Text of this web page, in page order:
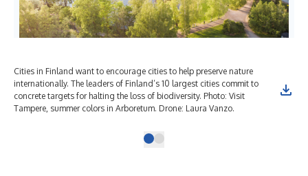
Cities in Finland want to encourage cities to help preserve nature
internationally. The leaders of Finland’s 10 largest cities commit to
concrete targets for halting the loss of biodiversity. Photo: Visit
Tampere, summer colors in Arboretum. Drone: Laura Vanzo.